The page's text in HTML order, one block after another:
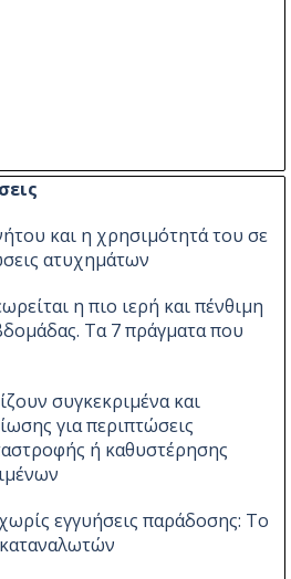
Δημοσιεύσεις
και η χρησιμότητά του σε
ατυχημάτων
η πιο ιερή και πένθιμη
Τα 7 πράγματα που
συγκεκριμένα και
για περιπτώσεις
ή καθυστέρησης
εγγυήσεις παράδοσης: Το